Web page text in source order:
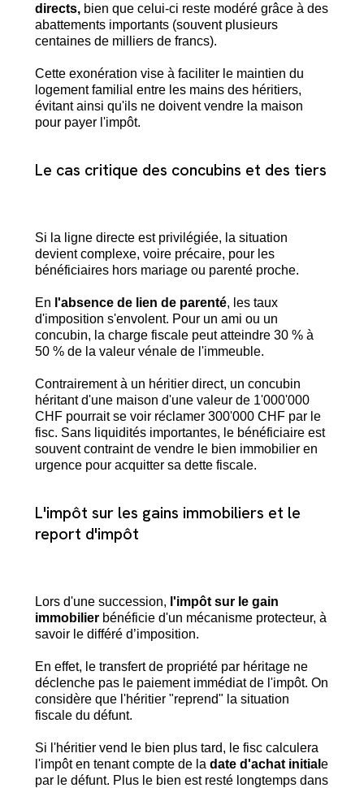
directs,bien que celui-ci reste modéré grâce à des
abattements importants (souvent plusieurs
centaines de milliers de francs).
Cette exonération vise à faciliter le maintien du
logement familial entre les mains des héritiers,
évitant ainsi qu'ils ne doivent vendre la maison
pour payer l'impôt.
Le cas critique des concubins et des tiers
Si la ligne directe est privilégiée, la situation
devient complexe, voire précaire, pour les
bénéficiaires hors mariage ou parenté proche.
En l'absence de lien de parenté, les taux
d'imposition s'envolent. Pour un ami ou un
concubin, la charge fiscale peut atteindre 30 % à
50 % de la valeur vénale de l'immeuble.
Contrairement à un héritier direct, un concubin
héritant d'une maison d'une valeur de 1'000'000
CHF pourrait se voir réclamer 300'000 CHF par le
fisc. Sans liquidités importantes, le bénéficiaire est
souvent contraint de vendre le bien immobilier en
urgence pour acquitter sa dette fiscale.
L'impôt sur les gains immobiliers et le
report d'impôt
Lors d'une succession, l'impôt sur le gain
immobilierbénéficie d'un mécanisme protecteur, à
savoir le différé d’imposition.
En effet, le transfert de propriété par héritage ne
déclenche pas le paiement immédiat de l'impôt. On
considère que l'héritier "reprend" la situation
fiscale du défunt.
Si l'héritier vend le bien plus tard, le fisc calculera
l'impôt en tenant compte de la date d'achat initial e
par le défunt. Plus le bien est resté longtemps dans